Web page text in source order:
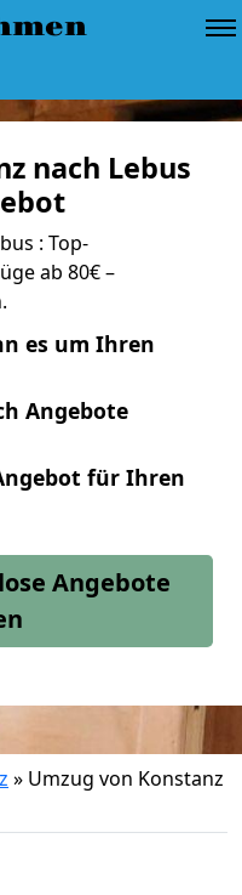
nach Lebus
: Top-
ab 80€ –
es um Ihren
Angebote
für Ihren
Angebote
» Umzug von Konstanz